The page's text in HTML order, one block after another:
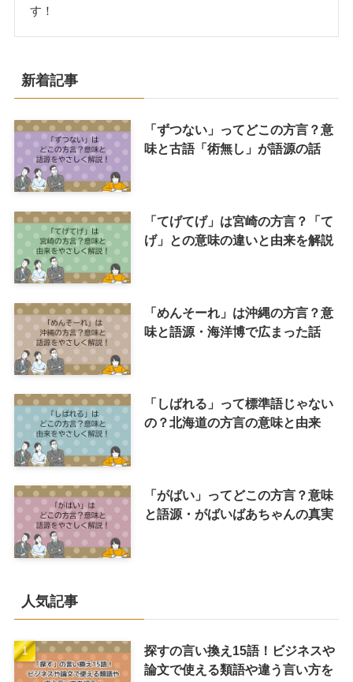
す！
新着記事
「ずつない」ってどこの方言？意
味と古語「術無し」が語源の話
「てげてげ」は宮崎の方言？「て
げ」との意味の違いと由来を解説
「めんそーれ」は沖縄の方言？意
味と語源・海洋博で広まった話
「しばれる」って標準語じゃない
の？北海道の方言の意味と由来
「がばい」ってどこの方言？意味
と語源・がばいばあちゃんの真実
人気記事
探すの言い換え15語！ビジネスや
論文で使える類語や違う言い方を